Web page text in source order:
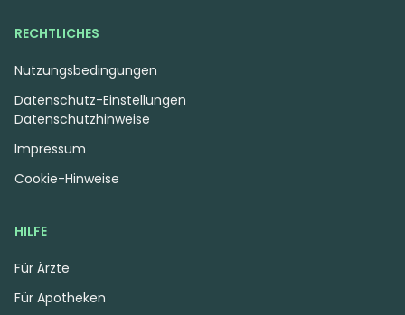
HILFE
Für Ärzte
Für Apotheken
RECHTLICHES
Nutzungsbedingungen
Datenschutzhinweise
Impressum
Cookie-Hinweise
Datenschutz-Einstellungen